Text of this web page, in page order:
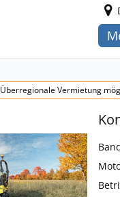
Überregionale Vermietung